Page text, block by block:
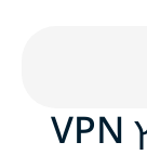
זמין להורדה גם כקובץ VPN